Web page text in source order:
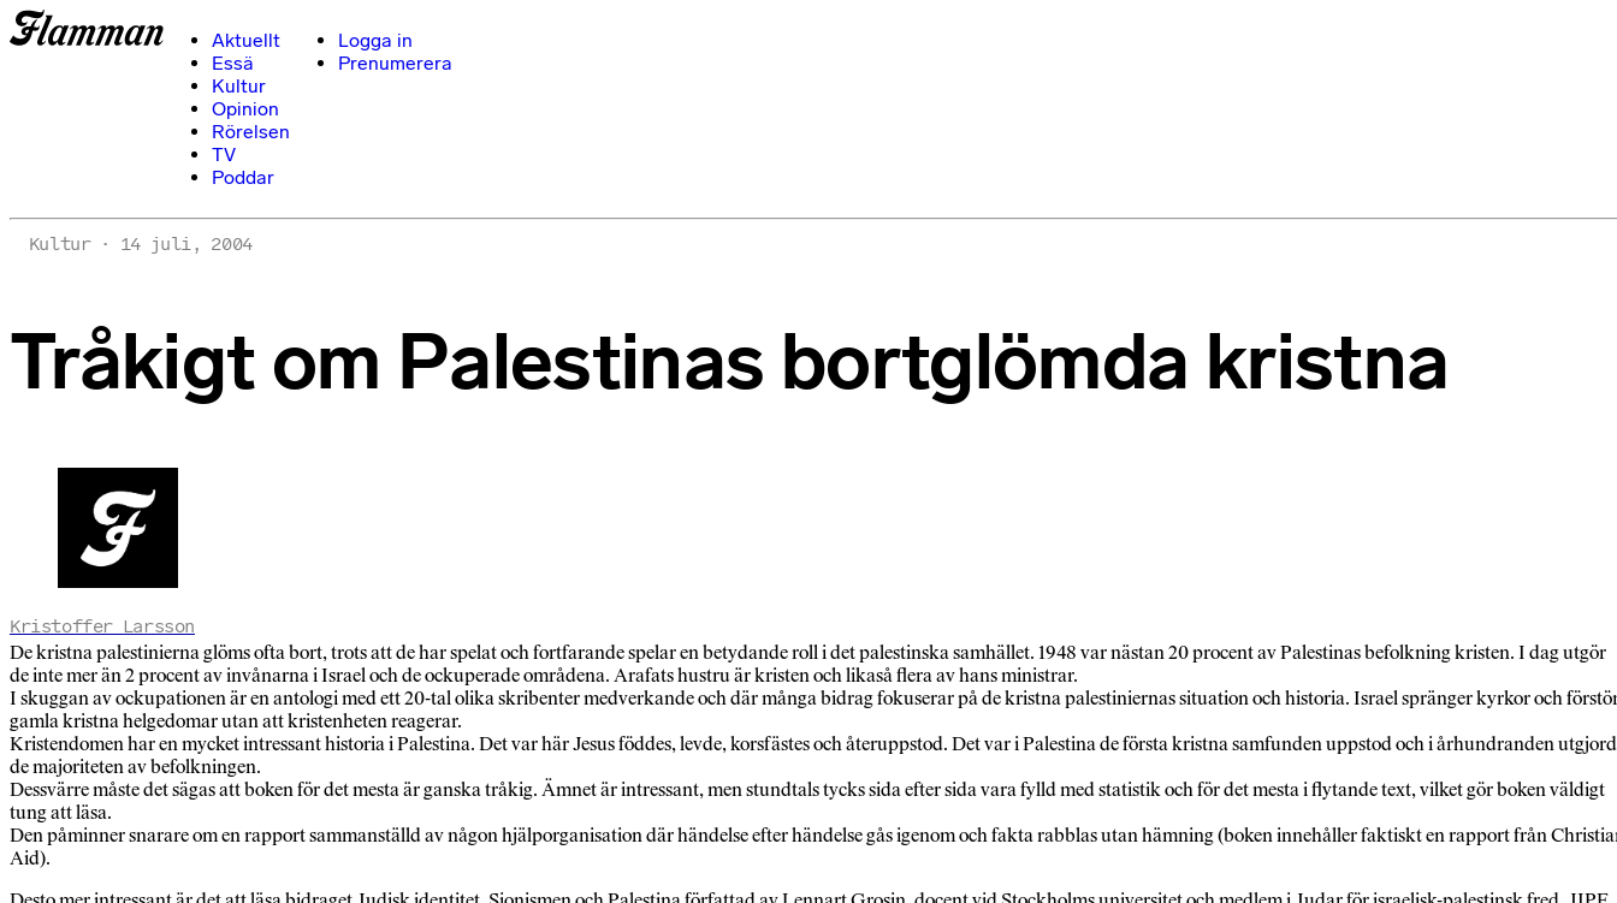
Aktuellt
Essä
Kultur
Opinion
Rörelsen
TV
Poddar
Logga in
Prenumerera
Kultur 14 juli, 2004
Tråkigt om Palestinas bortglömda kristna
Kristoffer Larsson
De kristna palestinierna glöms ofta bort, trots att de har spelat och fortfarande spelar en betydande roll i det palestinska samhället. 1948 var nästan 20 procent av Palestinas befolkning kristen. I dag utgör
de inte mer än 2 procent av invånarna i Israel och de ockuperade områdena. Arafats hustru är kristen och likaså flera av hans ministrar.
I skuggan av ockupationen är en antologi med ett 20-tal olika skribenter medverkande och där många bidrag fokuserar på de kristna palestiniernas situation och historia. Israel spränger kyrkor och
gamla kristna helgedomar utan att kristenheten reagerar.
Kristendomen har en mycket intressant historia i Palestina. Det var här Jesus föddes, levde, korsfästes och återuppstod. Det var i Palestina de första kristna samfunden uppstod och i århundranden
de majoriteten av befolkningen.
Dessvärre måste det sägas att boken för det mesta är ganska tråkig. Ämnet är intressant, men stundtals tycks sida efter sida vara fylld med statistik och för det mesta i flytande text, vilket gör boken väldigt
tung att läsa.
Den påminner snarare om en rapport sammanställd av någon hjälporganisation där händelse efter händelse gås igenom och fakta rabblas utan hämning (boken innehåller faktiskt en rapport från
Aid).